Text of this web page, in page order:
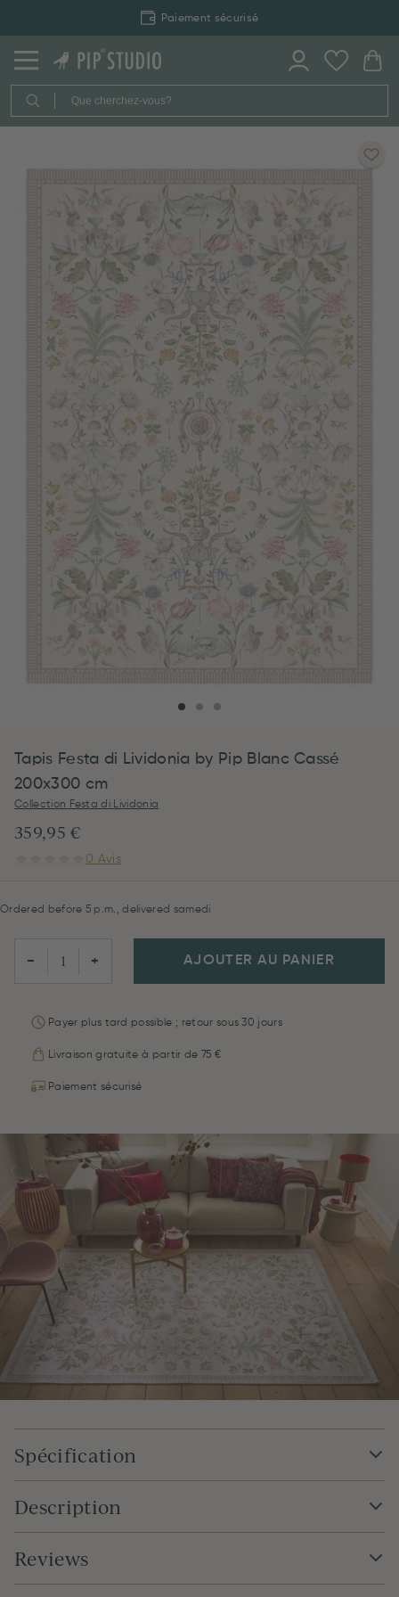
Paiement sécurisé
Tapis Festa di Lividonia by Pip Blanc Cassé
200x300 cm
Collection Festa di Lividonia
359,95 €
0 Avis
Ordered before 5 p.m., delivered samedi
− + AJOUTER AU PANIER
Payer plus tard possible ; retour sous 30 jours
Livraison gratuite à partir de 75 €
Paiement sécurisé
Spécification
Description
Reviews